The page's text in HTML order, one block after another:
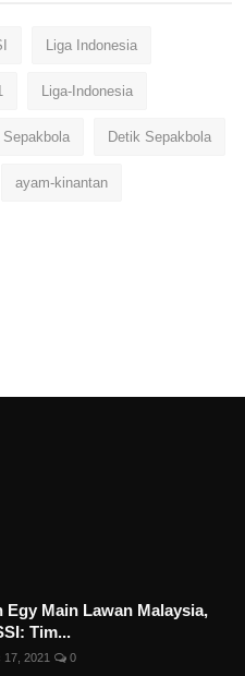
Liga Indonesia
Liga-Indonesia
Sepakbola Detik Sepakbola
ayam-kinantan
Egy Main Lawan Malaysia,
Tim...
17, 2021 0